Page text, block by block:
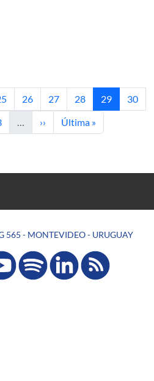
Página
26 Página
27 Página
28 Página
29
30
… Siguiente página
›› Última página
Última »
565 - MONTEVIDEO - URUGUAY